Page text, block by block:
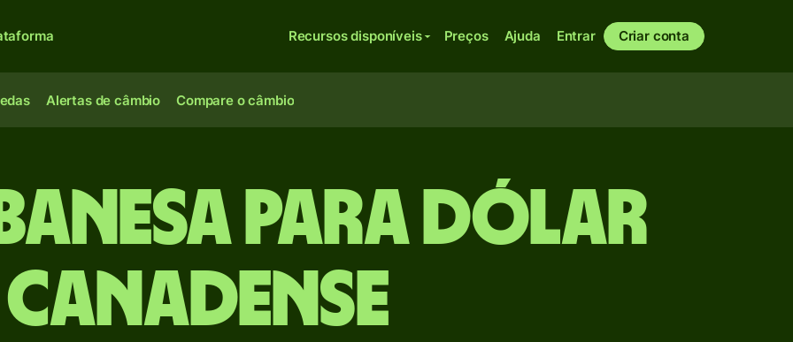
Recursos disponíveis Preços Ajuda Entrar Criar conta
Alertas de câmbio Compare o câmbio
para Dólar
canadense